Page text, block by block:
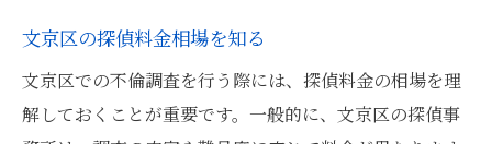
文京区の探偵料金相場を知る
文京区での不倫調査を行う際には、探偵料金の相場を理
解しておくことが重要です。一般的に、文京区の探偵事